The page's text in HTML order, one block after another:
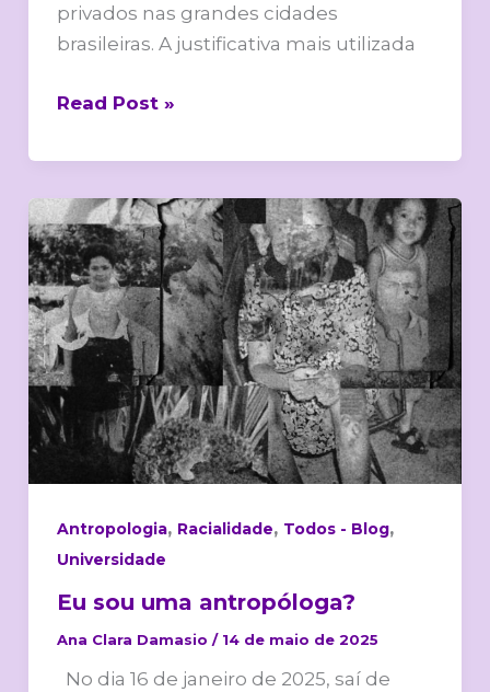
privados nas grandes cidades
brasileiras. A justificativa mais utilizada
Read Post »
Antropologia, Racialidade, Todos - Blog,
Universidade
Eu sou uma antropóloga?
Ana Clara Damasio / 14 de maio de 2025
No dia 16 de janeiro de 2025, saí de
Eu
sou
uma
antropóloga?